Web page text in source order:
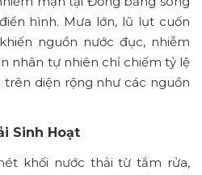
hình. Mưa lớn, lũ lụt cuốn
nguồn nước đục, nhiễm
nhân tự nhiên chỉ chiếm tỷ lệ
trên diện rộng như các nguồn
Sinh Hoạt
khối nước thải từ tắm rửa,